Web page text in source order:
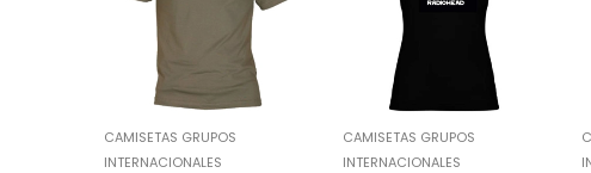
CAMISETAS GRUPOS
INTERNACIONALES
CAMISETAS GRUPOS
INTERNACIONALES